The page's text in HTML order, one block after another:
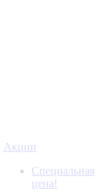
Акции
Специальная
цена!